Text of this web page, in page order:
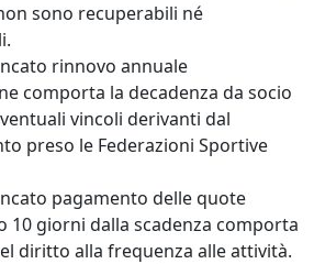
sono recuperabili né
rinnovo annuale
comporta la decadenza da socio
vincoli derivanti dal
preso le Federazioni Sportive
pagamento delle quote
10 giorni dalla scadenza comporta
diritto alla frequenza alle attività.